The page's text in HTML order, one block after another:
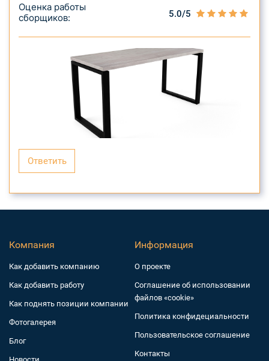
Оценка работы
сборщиков:
5.0/5
Ответить
Компания
Как добавить компанию
Как добавить работу
Как поднять позиции компании
Фотогалерея
Блог
Информация
О проекте
Соглашение об использовании
файлов «cookie»
Политика конфидециальности
Пользовательское соглашение
Контакты